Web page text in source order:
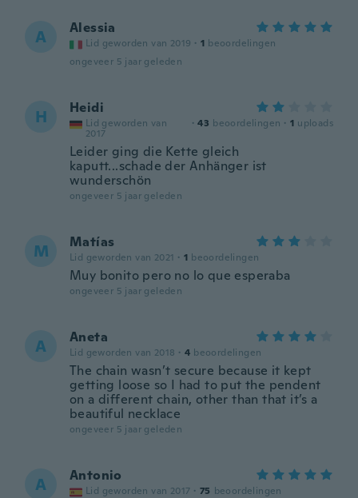
A Alessia
Lid geworden van 2019 · 1 beoordelingen
ongeveer 5 jaar geleden
H Heidi
Lid geworden van
2017
· 43 beoordelingen · 1 uploads
Leider ging die Kette gleich
kaputt...schade der Anhänger ist
wunderschön
ongeveer 5 jaar geleden
M Matías
Lid geworden van 2021 · 1 beoordelingen
Muy bonito pero no lo que esperaba
ongeveer 5 jaar geleden
A Aneta
Lid geworden van 2018 · 4 beoordelingen
The chain wasn’t secure because it kept
getting loose so I had to put the pendent
on a different chain, other than that it’s a
beautiful necklace
ongeveer 5 jaar geleden
A Antonio
Lid geworden van 2017 · 75 beoordelingen